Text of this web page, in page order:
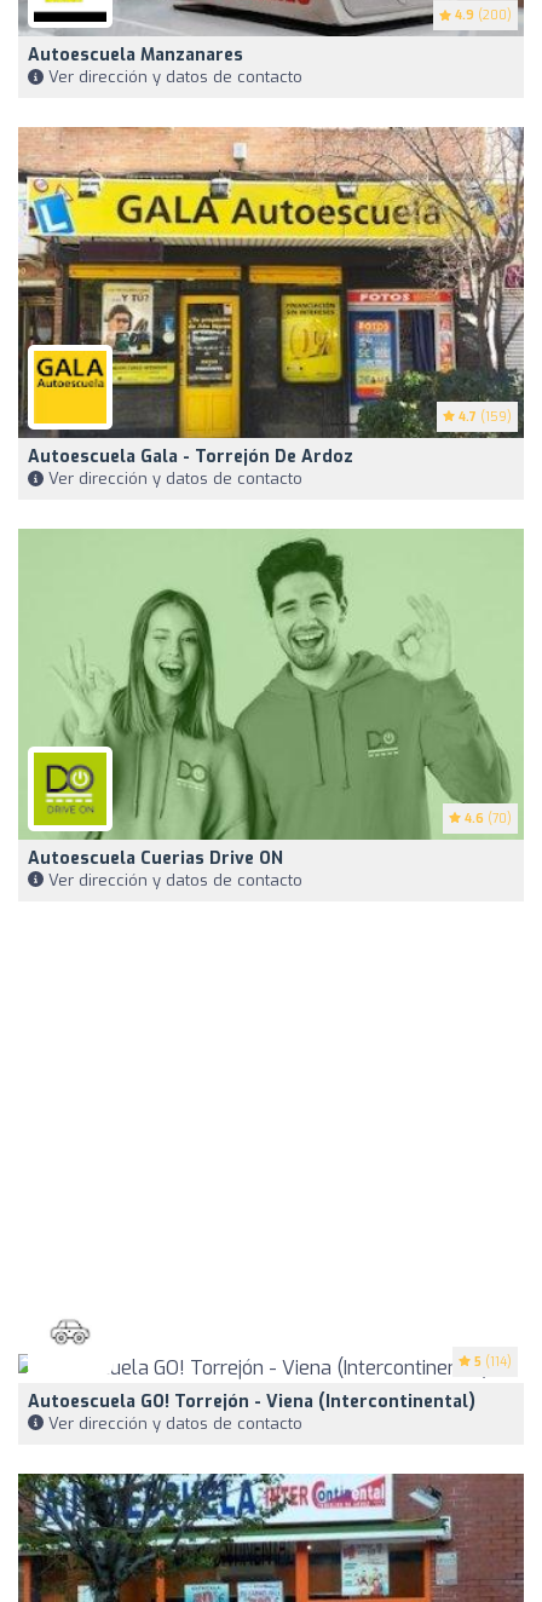
4.9 (200)
Autoescuela Manzanares
Ver dirección y datos de contacto
4.7 (159)
Autoescuela Gala - Torrejón De Ardoz
Ver dirección y datos de contacto
4.6 (70)
Autoescuela Cuerias Drive ON
Ver dirección y datos de contacto
5 (114)
Autoescuela GO! Torrejón - Viena (Intercontinental)
Ver dirección y datos de contacto